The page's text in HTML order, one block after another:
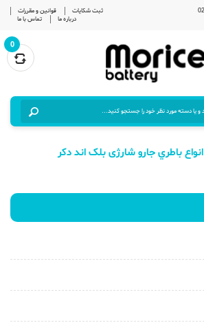
ثبت شکایات
قوانین و مقررات
درباره ما
تماس با ما
0
انواع باطري جارو شارژی بلک اند دکر